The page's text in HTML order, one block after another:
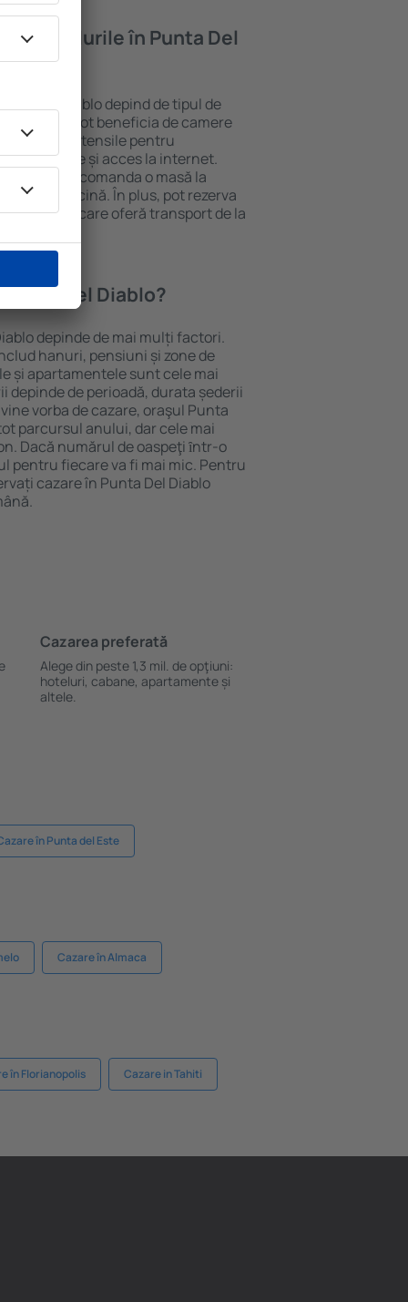
hotelurile în Punta Del
Del Diablo depind de tipul de
Oaspeții pot beneficia de camere
ustensile pentru
prosoape și acces la internet.
pot comanda o masă la
cu piscină. În plus, pot rezerva
proprietăți care oferă transport de la
Del Diablo?
depinde de mai mulți factori.
hanuri, pensiuni și zone de
și apartamentele sunt cele mai
depinde de perioadă, durata șederii
vorba de cazare, oraşul Punta
parcursul anului, dar cele mai
Dacă numărul de oaspeţi ȋntr-o
pentru fiecare va fi mai mic. Pentru
cazare în Punta Del Diablo
Cazarea preferată
Alege din peste 1,3 mil. de opţiuni:
hoteluri, cabane, apartamente și
altele.
în Punta del Este
Cazare în Almaca
în Florianopolis Cazare in Tahiti